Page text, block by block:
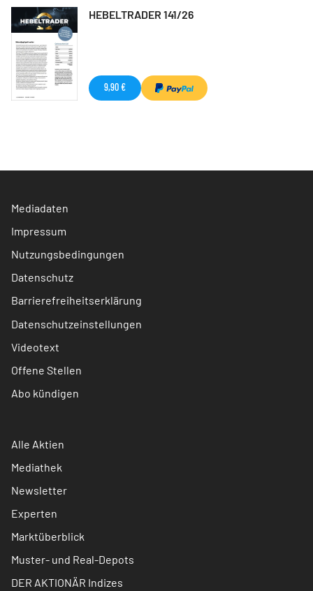
HEBELTRADER 141/26
9,90 €
Mediadaten
Impressum
Nutzungsbedingungen
Datenschutz
Barrierefreiheitserklärung
Datenschutzeinstellungen
Videotext
Offene Stellen
Abo kündigen
Alle Aktien
Mediathek
Newsletter
Experten
Marktüberblick
Muster- und Real-Depots
DER AKTIONÄR Indizes